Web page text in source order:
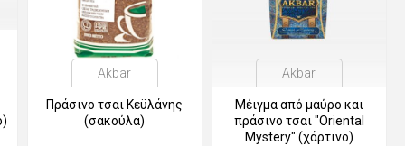
Akbar
Πράσινο τσαι Κεϋλάνης
(σακούλα)
Akbar
Μέιγμα από μαύρο και
πράσινο τσαι "Oriental
Mystery" (χάρτινο)